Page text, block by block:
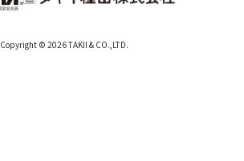
Copyright © 2026 TAKII & CO.,LTD.